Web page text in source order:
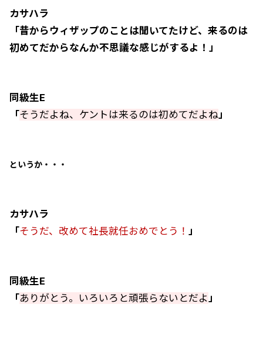
カサハラ
「昔からウィザップのことは聞いてたけど、来るのは
初めてだからなんか不思議な感じがするよ！」
同級生E
「そうだよね、ケントは来るのは初めてだよね 」
というか・・・
カサハラ
「そうだ、改めて社長就任おめでとう！ 」
同級生E
「ありがとう。いろいろと頑張らないとだよ 」